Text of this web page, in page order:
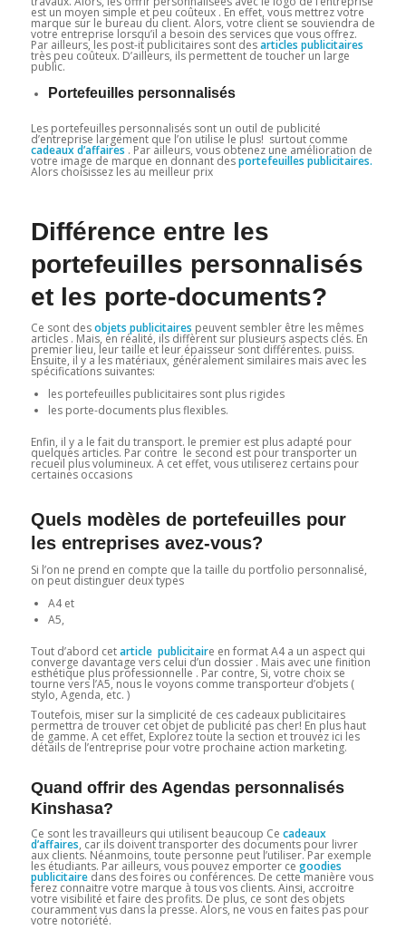
est un moyen simple et peu coûteux . En effet, vous mettrez votre
marque sur le bureau du client. Alors, votre client se souviendra de
votre entreprise lorsqu’il a besoin des services que vous offrez.
Par ailleurs, les post-it publicitaires sont desarticles publicitaires
très peu coûteux. D’ailleurs, ils permettent de toucher un large
public.
Portefeuilles personnalisés
Les portefeuilles personnalisés sont un outil de publicité
d’entreprise largement que l’on utilise le plus! surtout comme
cadeaux d’affaires . Par ailleurs, vous obtenez une amélioration de
votre image de marque en donnant desportefeuilles publicitaires.
Alors choisissez les au meilleur prix
Différence entre les
portefeuilles personnalisés
et les porte-documents?
Ce sont desobjets publicitaires peuvent sembler être les mêmes
articles . Mais, en réalité, ils diffèrent sur plusieurs aspects clés. En
premier lieu, leur taille et leur épaisseur sont différentes. puiss.
Ensuite, il y a les matériaux, généralement similaires mais avec les
spécifications suivantes:
les portefeuilles publicitaires sont plus rigides
les porte-documents plus flexibles.
Enfin, il y a le fait du transport. le premier est plus adapté pour
quelques articles. Par contre le second est pour transporter un
recueil plus volumineux. A cet effet, vous utiliserez certains pour
certaines occasions
Quels modèles de portefeuilles pour
les entreprises avez-vous?
Si l’on ne prend en compte que la taille du portfolio personnalisé,
on peut distinguer deux types
A4 et
A5,
Tout d’abord cetarticle publicitaire en format A4 a un aspect qui
converge davantage vers celui d’un dossier . Mais avec une finition
esthétique plus professionnelle . Par contre, Si, votre choix se
tourne vers l’A5, nous le voyons comme transporteur d’objets (
stylo, Agenda, etc. )
Toutefois, miser sur la simplicité de ces cadeaux publicitaires
permettra de trouver cet objet de publicité pas cher! En plus haut
de gamme. A cet effet, Explorez toute la section et trouvez ici les
détails de l’entreprise pour votre prochaine action marketing.
Quand offrir des Agendas personnalisés
Kinshasa?
Ce sont les travailleurs qui utilisent beaucoup Ce cadeaux
d’affaires, car ils doivent transporter des documents pour livrer
aux clients. Néanmoins, toute personne peut l’utiliser. Par exemple
les étudiants. Par ailleurs, vous pouvez emporter ce goodies
publicitaire dans des foires ou conférences. De cette manière vous
ferez connaitre votre marque à tous vos clients. Ainsi, accroitre
votre visibilité et faire des profits. De plus, ce sont des objets
couramment vus dans la presse. Alors, ne vous en faites pas pour
votre notoriété.